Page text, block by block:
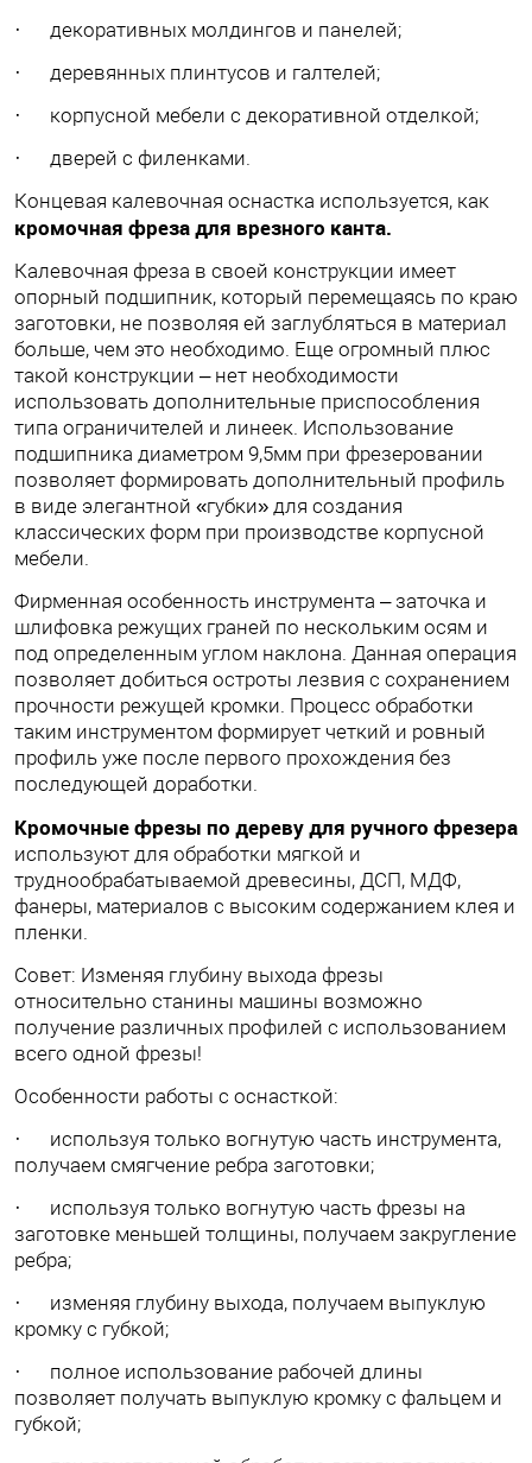
· декоративных молдингов и панелей;
· деревянных плинтусов и галтелей;
· корпусной мебели с декоративной отделкой;
· дверей с филенками.
Концевая калевочная оснастка используется, как
кромочная фреза для врезного канта.
Калевочная фреза в своей конструкции имеет
опорный подшипник, который перемещаясь по краю
заготовки, не позволяя ей заглубляться в материал
больше, чем это необходимо. Еще огромный плюс
такой конструкции – нет необходимости
использовать дополнительные приспособления
типа ограничителей и линеек. Использование
подшипника диаметром 9,5мм при фрезеровании
позволяет формировать дополнительный профиль
в виде элегантной «губки» для создания
классических форм при производстве корпусной
мебели.
Фирменная особенность инструмента – заточка и
шлифовка режущих граней по нескольким осям и
под определенным углом наклона. Данная операция
позволяет добиться остроты лезвия с сохранением
прочности режущей кромки. Процесс обработки
таким инструментом формирует четкий и ровный
профиль уже после первого прохождения без
последующей доработки.
Кромочные фрезы по дереву для ручного фрезера
используют для обработки мягкой и
труднообрабатываемой древесины, ДСП, МДФ,
фанеры, материалов с высоким содержанием клея и
пленки.
Совет: Изменяя глубину выхода фрезы
относительно станины машины возможно
получение различных профилей с использованием
всего одной фрезы!
Особенности работы с оснасткой:
· используя только вогнутую часть инструмента,
получаем смягчение ребра заготовки;
· используя только вогнутую часть фрезы на
заготовке меньшей толщины, получаем закругление
ребра;
· изменяя глубину выхода, получаем выпуклую
кромку с губкой;
· полное использование рабочей длины
позволяет получать выпуклую кромку с фальцем и
губкой;